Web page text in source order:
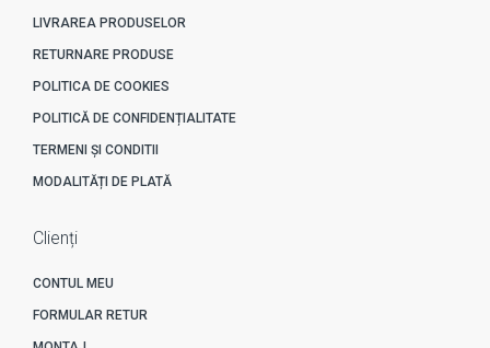
LIVRAREA PRODUSELOR
RETURNARE PRODUSE
POLITICA DE COOKIES
POLITICĂ DE CONFIDENȚIALITATE
TERMENI ȘI CONDITII
MODALITĂȚI DE PLATĂ
Clienți
CONTUL MEU
FORMULAR RETUR